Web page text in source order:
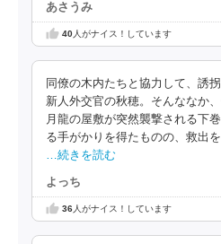
あさうみ
40人がナイス！しています
同僚の木内たちと協力して、誘
新人外交官の秋穂。そんななか
月龍の屋敷が突然襲撃される下
る手がかりを得たものの、救出
…続きを読む
よっち
36人がナイス！しています